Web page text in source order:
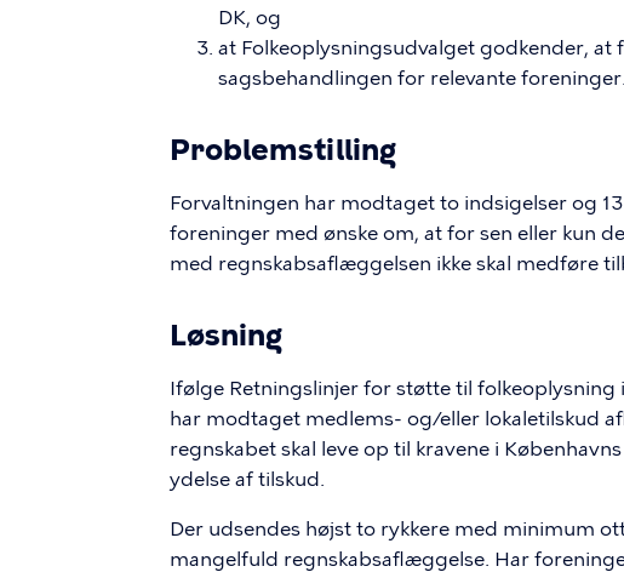
DK, og
at Folkeoplysningsudvalget godkender,
sagsbehandlingen for relevante foreninger.
Problemstilling
Forvaltningen har modtaget to indsigelser og
foreninger med ønske om, at for sen eller kun
med regnskabsaflæggelsen ikke skal medføre
Løsning
Ifølge Retningslinjer for støtte til folkeoplysning
har modtaget medlems- og/eller lokaletilskud
regnskabet skal leve op til kravene i
ydelse af tilskud.
Der udsendes højst to rykkere med minimum
mangelfuld regnskabsaflæggelse. Har